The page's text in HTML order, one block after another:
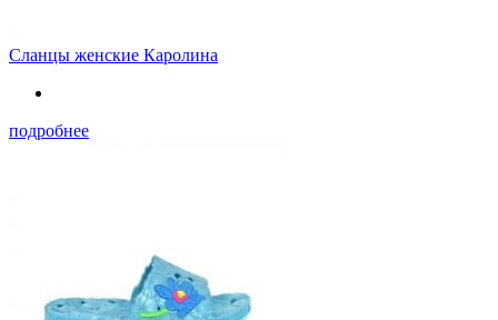
Сланцы женские Каролина
подробнее